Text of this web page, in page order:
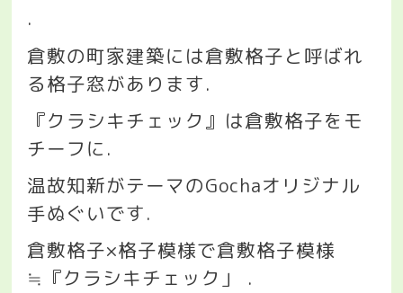
.
倉敷の町家建築には倉敷格子と呼ばれ
る格子窓があります.
『クラシキチェック』は倉敷格子をモ
チーフに .
温故知新がテーマのGochaオリジナル
手ぬぐいです.
倉敷格子×格子模様で倉敷格子模様
≒『クラシキチェック」
.